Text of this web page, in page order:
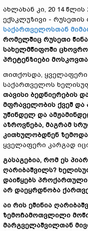
ახლახან კი, 20 14 წლის
ექსკლუზივი -
საქართველოსთან
რომელშიც რუსეთი
სახელმწიფოში
პრეტენზიები
თითქოსდა, ყველაფერი
საქართველოს
თავისი ბედნიერების
მფრაველობის ქვეშ და
უწინდელ და
აზროვნება, მაგრამ
კითხულობდნენ
ყველაფერი კარგად
გასაგებია, რომ ეს
ღარიბაშვილს?
დაიწყებს
არ დაეყრდნობა
აი რის ეშინია
ზემოჩამოთვლილი
მარგველაშვილთან